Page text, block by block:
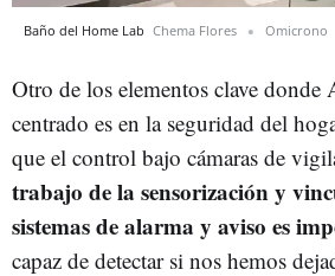
Baño del Home Lab Chema Flores Omicrono
Otro de los elementos clave donde
centrado es en la seguridad del
que el control bajo cámaras de
trabajo de la sensorización y
sistemas de alarma y aviso es
capaz de detectar si nos hemos